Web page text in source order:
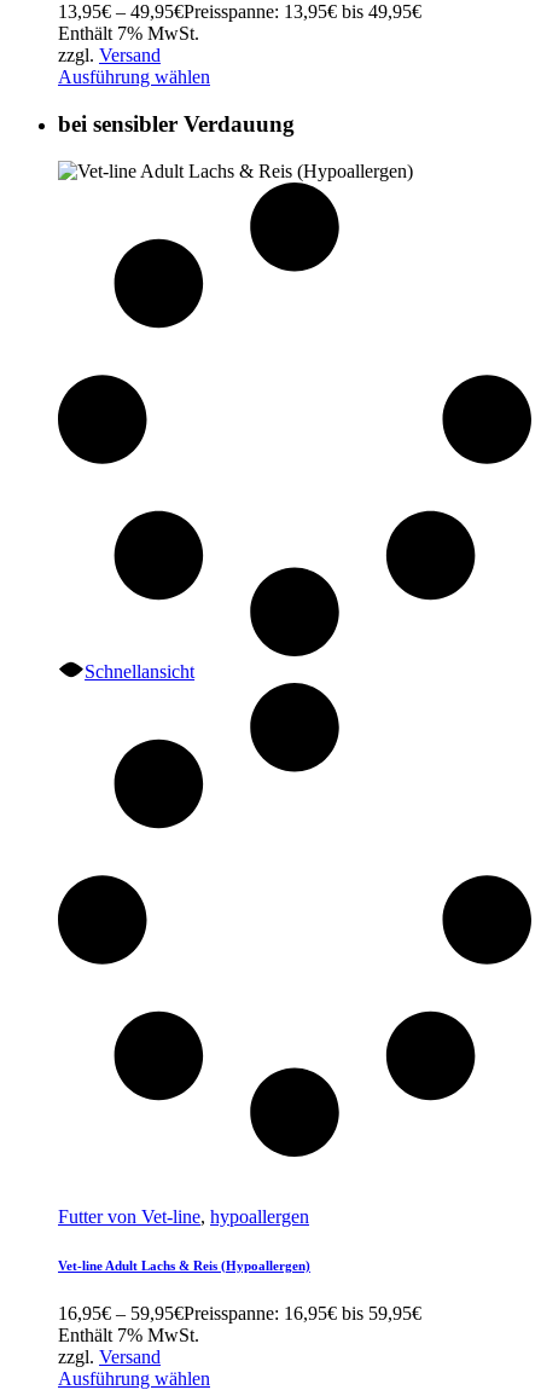
13,95€ – 49,95€Preisspanne: 13,95€ bis 49,95€
Enthält 7% MwSt.
zzgl. Versand
Ausführung wählen
bei sensibler Verdauung
Schnellansicht
Futter von Vet-line, hypoallergen
Vet-line Adult Lachs & Reis (Hypoallergen)
16,95€ – 59,95€Preisspanne: 16,95€ bis 59,95€
Enthält 7% MwSt.
zzgl. Versand
Ausführung wählen